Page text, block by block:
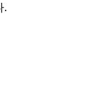
.